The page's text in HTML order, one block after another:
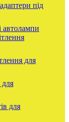
під
автолампи
для
для